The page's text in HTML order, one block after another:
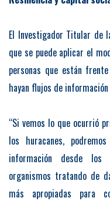
El Investigador Titular de
que se puede aplicar el
personas que están
hayan flujos de
“Si vemos lo que ocurrió
los huracanes,
información desde los
organismos tratando de
más apropiadas para